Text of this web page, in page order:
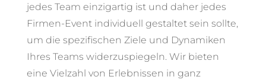
jedes Team einzigartig ist und daher jedes
Firmen-Event individuell gestaltet sein sollte,
um die spezifischen Ziele und Dynamiken
Ihres Teams widerzuspiegeln. Wir bieten
eine Vielzahl von Erlebnissen in ganz